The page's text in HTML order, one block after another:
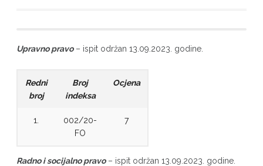
Upravno pravo– ispit održan 13.09.2023. godine.
Redni
broj
Broj
indeksa
Ocjena
1.
002/20-
FO
7
Radno i socijalno pravo– ispit održan 13.09.2023. godine.